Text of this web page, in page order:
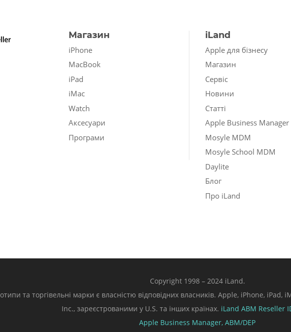
Магазин
iPhone
MacBook
iPad
iMac
Watch
Аксесуари
Програми
iLand
Apple для бізнесу
Магазин
Сервіс
Новини
Статті
Apple Business Manager
Mosyle MDM
Mosyle School MDM
Daylite
Блог
Про iLand
Copyright 1998 – 2024 iLand.
та торгівельні марки є власністю відповідних власників. Apple, iPhone, iPad,
Inc., зареєстрованими у U.S. та інших країнах. iLand ABM Reseller
Apple Business Manager, ABM/DEP